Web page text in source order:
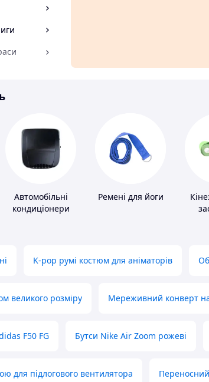
Автомобільні
кондиціонери
Ремені для йоги
K-pop румі костюм для аніматорів
великого розміру Мереживний конверт
F50 FG Бутси Nike Air Zoom рожеві
для підлогового вентилятора